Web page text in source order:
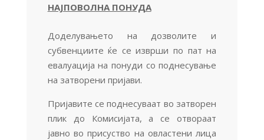
НАЈПОВОЛНА ПОНУДА
Доделувањето на дозволите и
субвенциите ќе се изврши по пат на
евалуација на понуди со поднесување
на затворени пpијави.
Пријавите се поднесуваат во затворен
плик до Комисијата, а се отвораат
јавно во присуство на овластени лица